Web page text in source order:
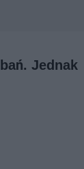
Jednak